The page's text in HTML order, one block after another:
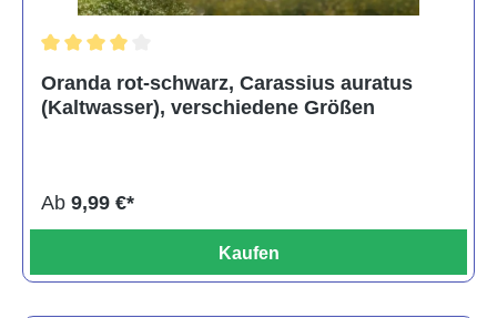
Oranda rot-schwarz, Carassius auratus
(Kaltwasser), verschiedene Größen
Ab 9,99 €*
Kaufen